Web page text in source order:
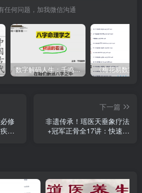
任何问题，加我微信沟通
化视角 数字解码人生：千鸣《数字八字》8集速成课 – 用生命数字预测财运、健康、感情，0基础也能3天入门的神奇命理学
修
病
下一篇
非遗传承！瑶医天垂象疗法
+冠军正骨全17讲：快速化